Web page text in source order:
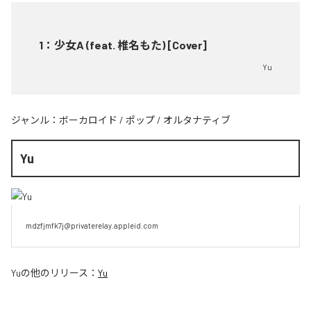
1 ： 少女A (feat. 椎名もた) [Cover]
Yu
ジャンル： ボーカロイド / ポップ / オルタナティブ
Yu
mdzfjmfk7j@privaterelay.appleid.com
Yuの他のリリース： Yu